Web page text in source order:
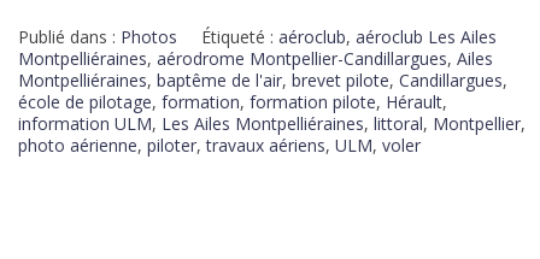
Publié dans : Photos Étiqueté : aéroclub, aéroclub Les Ailes
Montpelliéraines, aérodrome Montpellier-Candillargues, Ailes
Montpelliéraines, baptême de l'air, brevet pilote, Candillargues,
école de pilotage, formation, formation pilote, Hérault,
information ULM, Les Ailes Montpelliéraines, littoral, Montpellier,
photo aérienne, piloter,travaux aériens, ULM, voler